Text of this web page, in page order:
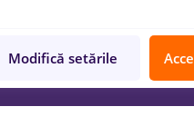
ARMONI
Modifică setările